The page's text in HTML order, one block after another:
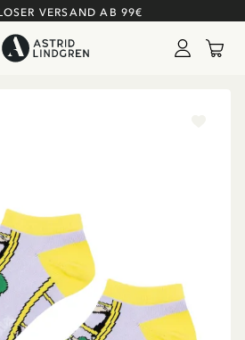
VERSAND AB 99€